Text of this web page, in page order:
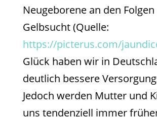
Neugeborene an den
Gelbsucht (Quelle:
https://picterus.com/
Glück haben wir in
deutlich bessere
Jedoch werden Mutter und
uns tendenziell immer